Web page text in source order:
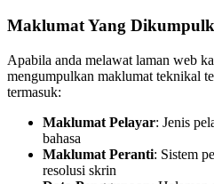
Maklumat Yang
Apabila anda melawat laman web
mengumpulkan maklumat teknikal
termasuk:
Maklumat Pelayar: Jenis
bahasa
Maklumat Peranti: Sistem
resolusi skrin